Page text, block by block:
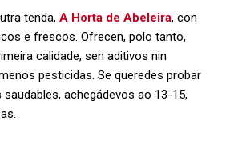
tenda, A Horta de Abeleira, con
e frescos. Ofrecen, polo tanto,
calidade, sen aditivos nin
pesticidas. Se queredes probar
achegádevos ao 13-15,